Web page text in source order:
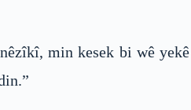
min kesek bi wê